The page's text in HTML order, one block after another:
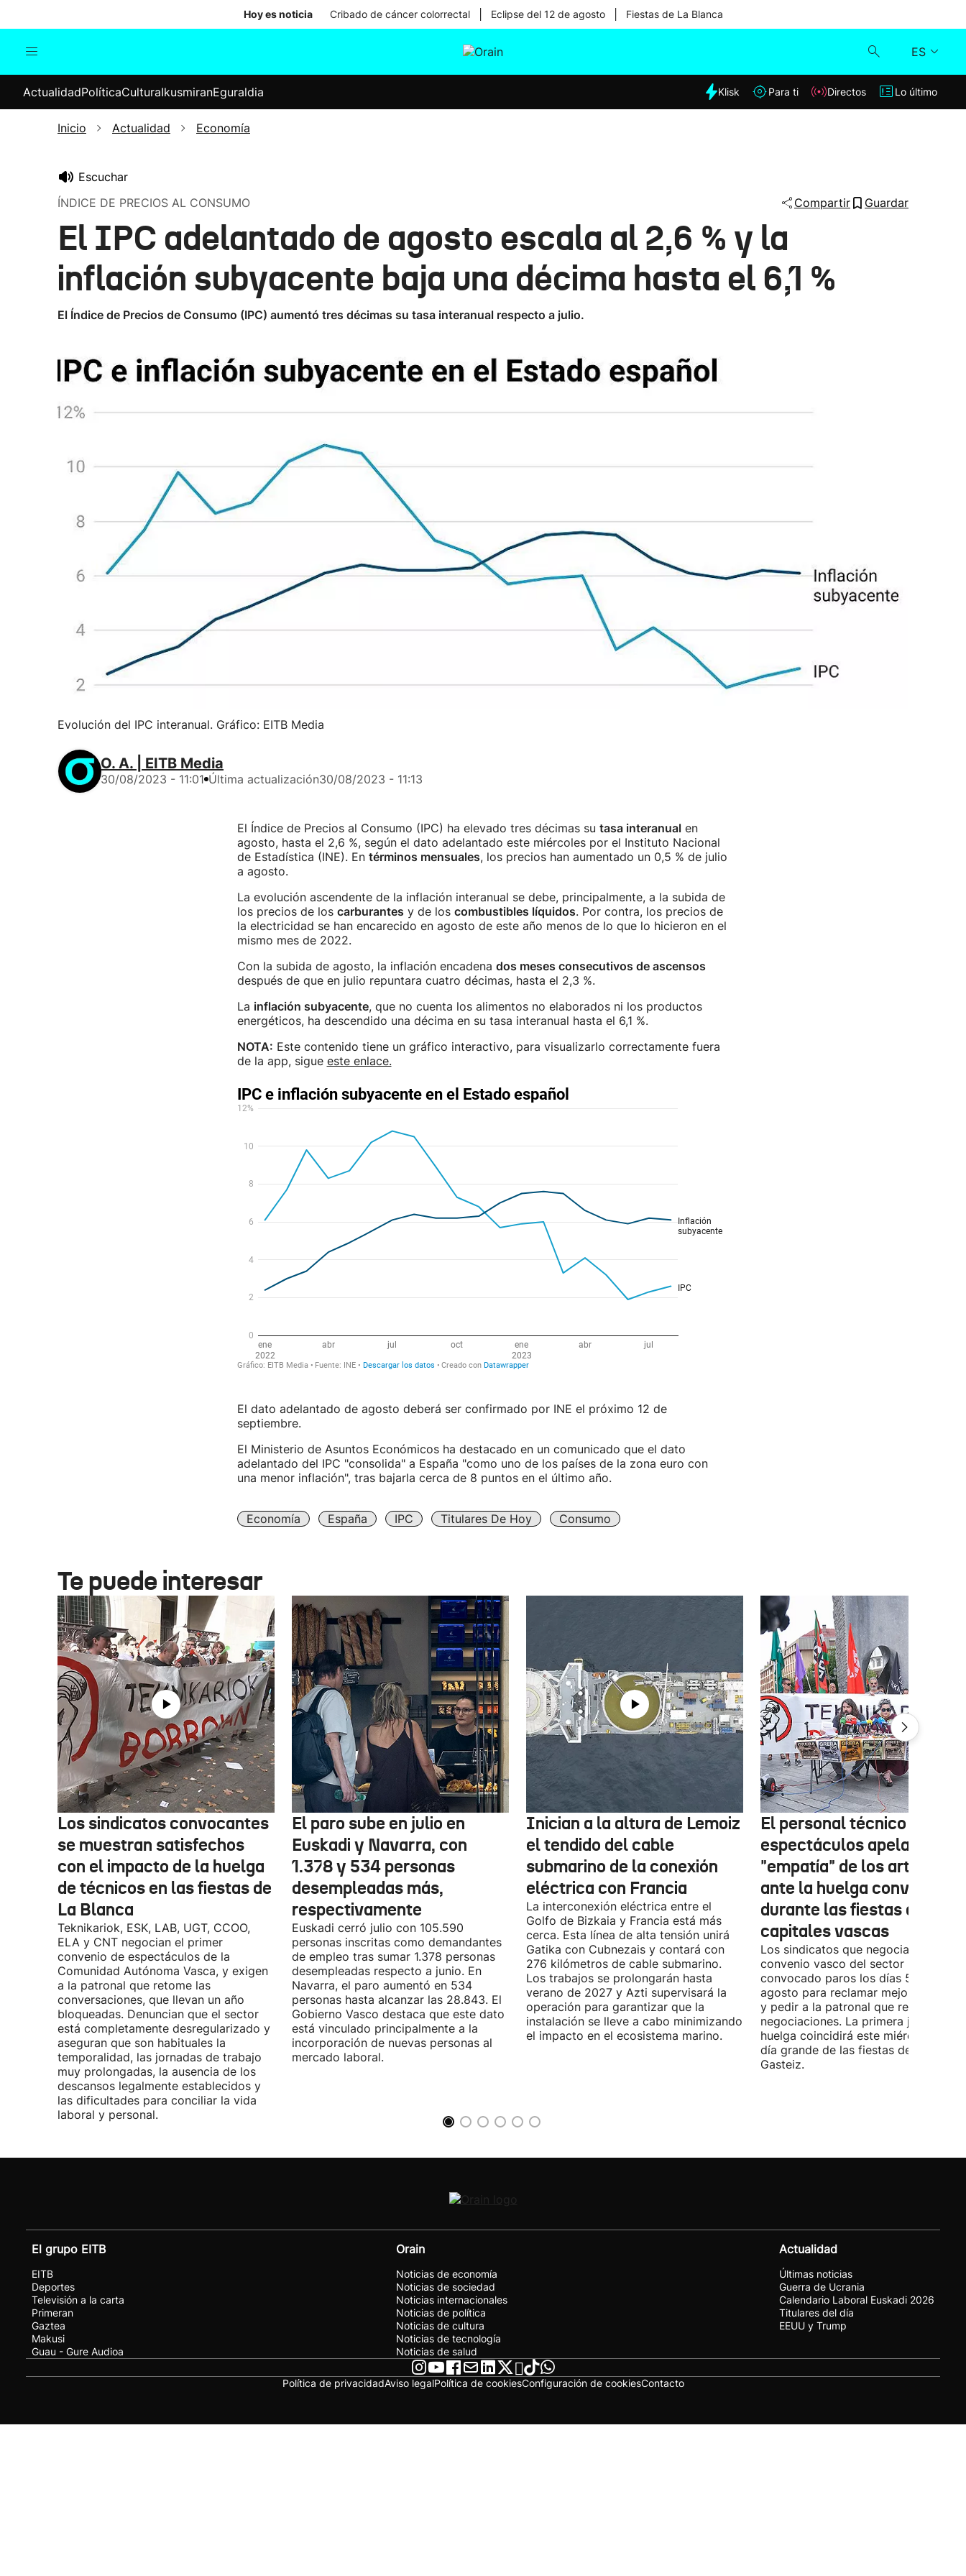
Hoy es noticia Cribado de cáncer colorrectal Eclipse del 12 de agosto Fiestas de La Blanca
ES
Internacional
Elecciones
Klisk
ActualidadPolíticaCulturaIkusmiranEguraldia Klisk Para ti Directos Lo último
Inicio Actualidad Economía
Escuchar
ÍNDICE DE PRECIOS AL CONSUMO
Compartir Guardar
El IPC adelantado de agosto escala al 2,6 % y la
inflación subyacente baja una décima hasta el 6,1 %
El Índice de Precios de Consumo (IPC) aumentó tres décimas su tasa interanual respecto a julio.
Evolución del IPC interanual. Gráfico: EITB Media
O. A. | EITB Media
30/08/2023 - 11:01 Última actualización30/08/2023 - 11:13
El Índice de Precios al Consumo (IPC) ha elevado tres décimas su tasa interanualen
agosto, hasta el 2,6 %, según el dato adelantado este miércoles por el Instituto Nacional
de Estadística (INE). En términos mensuales, los precios han aumentado un 0,5 % de julio
a agosto.
La evolución ascendente de la inflación interanual se debe, principalmente, a la subida de
los precios de los carburantes y de los combustibles líquidos. Por contra, los precios de
la electricidad se han encarecido en agosto de este año menos de lo que lo hicieron en el
mismo mes de 2022.
Con la subida de agosto, la inflación encadena dos meses consecutivos de ascensos
después de que en julio repuntara cuatro décimas, hasta el 2,3 %.
La inflación subyacente, que no cuenta los alimentos no elaborados ni los productos
energéticos, ha descendido una décima en su tasa interanual hasta el 6,1 %.
NOTA: Este contenido tiene un gráfico interactivo, para visualizarlo correctamente fuera
de la app, sigue este enlace.
El dato adelantado de agosto deberá ser confirmado por INE el próximo 12 de
septiembre.
El Ministerio de Asuntos Económicos ha destacado en un comunicado que el dato
adelantado del IPC "consolida" a España "como uno de los países de la zona euro con
una menor inflación", tras bajarla cerca de 8 puntos en el último año.
Economía España IPC Titulares De Hoy Consumo
Te puede interesar
Los sindicatos convocantes
se muestran satisfechos
con el impacto de la huelga
de técnicos en las fiestas de
La Blanca
Teknikariok, ESK, LAB, UGT, CCOO,
ELA y CNT negocian el primer
convenio de espectáculos de la
Comunidad Autónoma Vasca, y exigen
a la patronal que retome las
conversaciones, que llevan un año
bloqueadas. Denuncian que el sector
está completamente desregularizado y
aseguran que son habituales la
temporalidad, las jornadas de trabajo
muy prolongadas, la ausencia de los
descansos legalmente establecidos y
las dificultades para conciliar la vida
laboral y personal.
El paro sube en julio en
Euskadi y Navarra, con
1.378 y 534 personas
desempleadas más,
respectivamente
Euskadi cerró julio con 105.590
personas inscritas como demandantes
de empleo tras sumar 1.378 personas
desempleadas respecto a junio. En
Navarra, el paro aumentó en 534
personas hasta alcanzar las 28.843. El
Gobierno Vasco destaca que este dato
está vinculado principalmente a la
incorporación de nuevas personas al
mercado laboral.
Inician a la altura de Lemoiz
el tendido del cable
submarino de la conexión
eléctrica con Francia
La interconexión eléctrica entre el
Golfo de Bizkaia y Francia está más
cerca. Esta línea de alta tensión unirá
Gatika con Cubnezais y contará con
276 kilómetros de cable submarino.
Los trabajos se prolongarán hasta
verano de 2027 y Azti supervisará la
operación para garantizar que la
instalación se lleve a cabo minimizando
el impacto en el ecosistema marino.
El personal técnico de
espectáculos apela a la
"empatía" de los artistas
ante la huelga convocada
durante las fiestas de las
capitales vascas
Los sindicatos que negocian el
convenio vasco del sector han
convocado paros los días 5, 14 y 26
agosto para reclamar mejoras
y pedir a la patronal que retome las
negociaciones. La primera jornada de
huelga coincidirá este miércoles con
día grande de las fiestas de Vitoria-
Gasteiz.
El grupo EITB
EITB
Deportes
Televisión a la carta
Primeran
Gaztea
Makusi
Guau - Gure Audioa
Orain
Noticias de economía
Noticias de sociedad
Noticias internacionales
Noticias de política
Noticias de cultura
Noticias de tecnología
Noticias de salud
Actualidad
Últimas noticias
Guerra de Ucrania
Calendario Laboral Euskadi 2026
Titulares del día
EEUU y Trump
Política de privacidadAviso legalPolítica de cookiesConfiguración de cookiesContacto